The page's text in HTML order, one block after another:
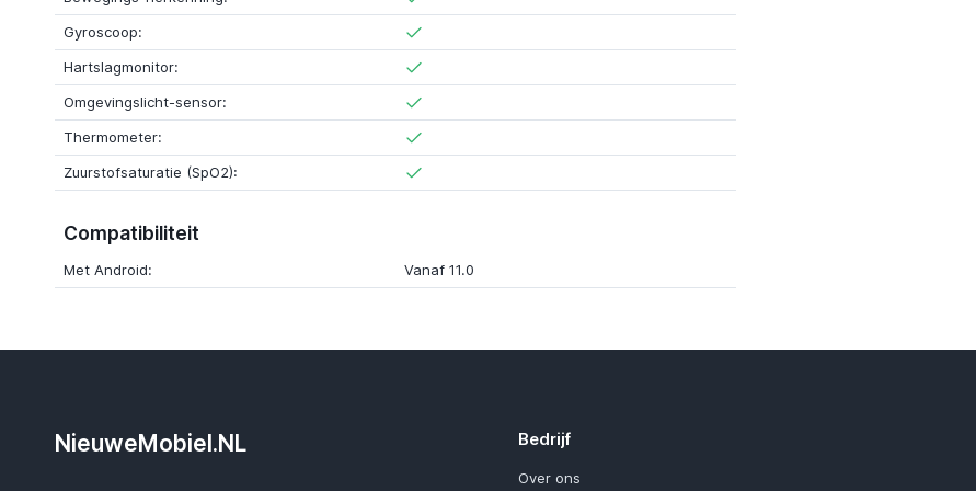
Gyroscoop:
Hartslagmonitor:
Omgevingslicht-sensor:
Thermometer:
Zuurstofsaturatie (SpO2):
Compatibiliteit
Met Android: Vanaf 11.0
NieuweMobiel.NL Bedrijf
Over ons